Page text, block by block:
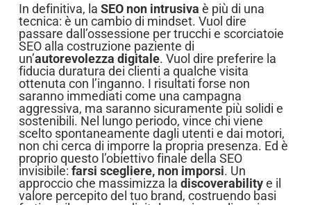
In definitiva, la SEO non intrusiva è più di una
tecnica: è un cambio di mindset. Vuol dire
passare dall’ossessione per trucchi e scorciatoie
SEO alla costruzione paziente di
un’autorevolezza digitale. Vuol dire preferire la
fiducia duratura dei clienti a qualche visita
ottenuta con l’inganno. I risultati forse non
saranno immediati come una campagna
aggressiva, ma saranno sicuramente più solidi e
sostenibili. Nel lungo periodo, vince chi viene
scelto spontaneamente dagli utenti e dai motori,
non chi cerca di imporre la propria presenza. Ed è
proprio questo l’obiettivo finale della SEO
invisibile: farsi scegliere, non imporsi. Un
approccio che massimizza la discoverabilitye il
valore percepito del tuo brand, costruendo basi